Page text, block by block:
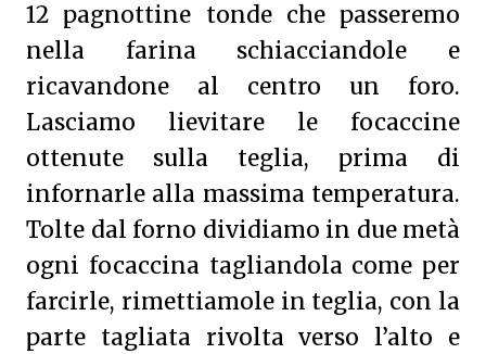
12 pagnottine tonde che passeremo
nella farina schiacciandole e
ricavandone al centro un foro.
Lasciamo lievitare le focaccine
ottenute sulla teglia, prima di
infornarle alla massima temperatura.
Tolte dal forno dividiamo in due metà
ogni focaccina tagliandola come per
farcirle, rimettiamole in teglia, con la
parte tagliata rivolta verso l’alto e